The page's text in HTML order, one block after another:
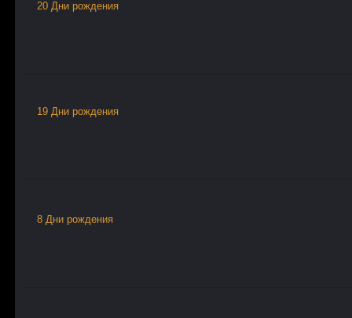
20 Дни рождения
19 Дни рождения
8 Дни рождения